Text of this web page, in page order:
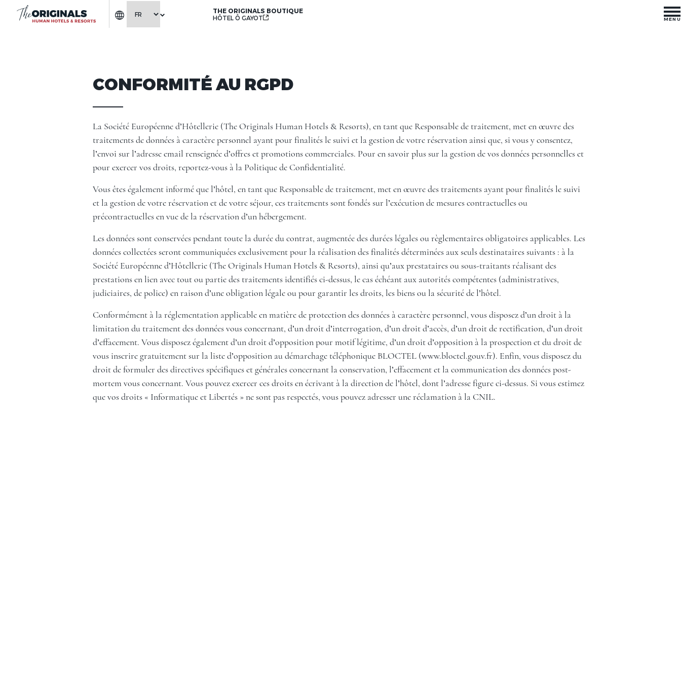
THE ORIGINALS BOUTIQUE
HÔTEL Ô GAYOT
MENU
CONFORMITÉ AU RGPD
La Société Européenne d’Hôtellerie (The Originals Human Hotels & Resorts), en tant que Responsable de traitement, met en œuvre des
traitements de données à caractère personnel ayant pour finalités le suivi et la gestion de votre réservation ainsi que, si vous y consentez,
l’envoi sur l’adresse email renseignée d’offres et promotions commerciales. Pour en savoir plus sur la gestion de vos données personnelles et
pour exercer vos droits, reportez-vous à la Politique de Confidentialité.
Vous êtes également informé que l’hôtel, en tant que Responsable de traitement, met en œuvre des traitements ayant pour finalités le suivi
et la gestion de votre réservation et de votre séjour, ces traitements sont fondés sur l’exécution de mesures contractuelles ou
précontractuelles en vue de la réservation d’un hébergement.
Les données sont conservées pendant toute la durée du contrat, augmentée des durées légales ou règlementaires obligatoires applicables. Les
données collectées seront communiquées exclusivement pour la réalisation des finalités déterminées aux seuls destinataires suivants : à la
Société Européenne d’Hôtellerie (The Originals Human Hotels & Resorts), ainsi qu’aux prestataires ou sous-traitants réalisant des
prestations en lien avec tout ou partie des traitements identifiés ci-dessus, le cas échéant aux autorités compétentes (administratives,
judiciaires, de police) en raison d’une obligation légale ou pour garantir les droits, les biens ou la sécurité de l’hôtel.
Conformément à la réglementation applicable en matière de protection des données à caractère personnel, vous disposez d’un droit à la
limitation du traitement des données vous concernant, d’un droit d’interrogation, d’un droit d’accès, d’un droit de rectification, d’un droit
d’effacement. Vous disposez également d’un droit d’opposition pour motif légitime, d’un droit d’opposition à la prospection et du droit de
vous inscrire gratuitement sur la liste d’opposition au démarchage téléphonique BLOCTEL (www.bloctel.gouv.fr). Enfin, vous disposez du
droit de formuler des directives spécifiques et générales concernant la conservation, l’effacement et la communication des données post-
mortem vous concernant. Vous pouvez exercer ces droits en écrivant à la direction de l’hôtel, dont l’adresse figure ci-dessus. Si vous estimez
que vos droits « Informatique et Libertés » ne sont pas respectés, vous pouvez adresser une réclamation à la CNIL.